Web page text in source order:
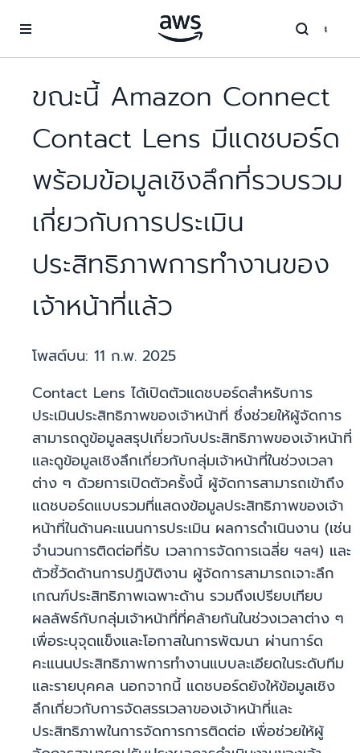
ขณะนี้ Amazon Connect
Contact Lens มีแดชบอร์ด
พร้อมข้อมูลเชิงลึกที่รวบรวม
เกี่ยวกับการประเมิน
ประสิทธิภาพการทำงานของ
เจ้าหน้าที่แล้ว
โพสต์บน: 11 ก.พ. 2025
Contact Lens ได้เปิดตัวแดชบอร์ดสำหรับการ
ประเมินประสิทธิภาพของเจ้าหน้าที่ ซึ่งช่วยให้ผู้จัดการ
สามารถดูข้อมูลสรุปเกี่ยวกับประสิทธิภาพของเจ้าหน้าที่
และดูข้อมูลเชิงลึกเกี่ยวกับกลุ่มเจ้าหน้าที่ในช่วงเวลา
ต่าง ๆ ด้วยการเปิดตัวครั้งนี้ ผู้จัดการสามารถเข้าถึง
แดชบอร์ดแบบรวมที่แสดงข้อมูลประสิทธิภาพของเจ้า
หน้าที่ในด้านคะแนนการประเมิน ผลการดำเนินงาน (เช่น
จำนวนการติดต่อที่รับ เวลาการจัดการเฉลี่ย ฯลฯ) และ
ตัวชี้วัดด้านการปฏิบัติงาน ผู้จัดการสามารถเจาะลึก
เกณฑ์ประสิทธิภาพเฉพาะด้าน รวมถึงเปรียบเทียบ
ผลลัพธ์กับกลุ่มเจ้าหน้าที่ที่คล้ายกันในช่วงเวลาต่าง ๆ
เพื่อระบุจุดแข็งและโอกาสในการพัฒนา ผ่านการ์ด
คะแนนประสิทธิภาพการทำงานแบบละเอียดในระดับทีม
และรายบุคคล นอกจากนี้ แดชบอร์ดยังให้ข้อมูลเชิง
ลึกเกี่ยวกับการจัดสรรเวลาของเจ้าหน้าที่และ
ประสิทธิภาพในการจัดการการติดต่อ เพื่อช่วยให้ผู้